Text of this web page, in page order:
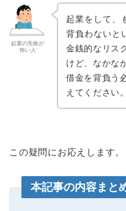
起業の失敗が
怖い人
起業をして、
背負わないと
金銭的なリス
けど、なかな
借金を背負う
えてください。
この疑問にお応えします。
本記事の内容まと